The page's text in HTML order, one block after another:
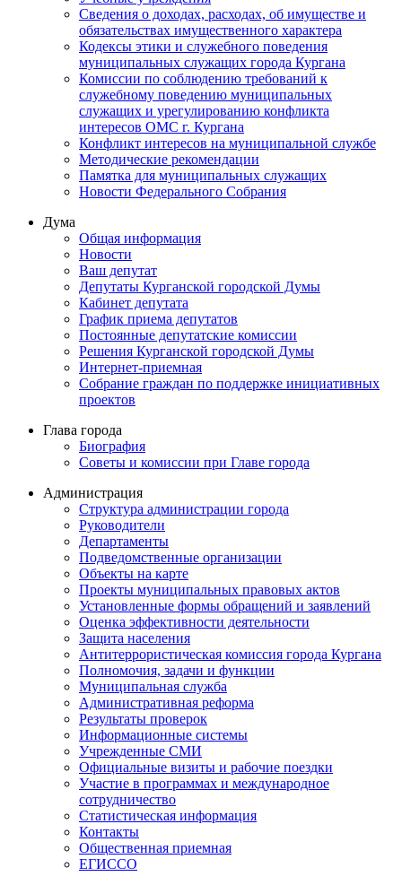
Сведения о доходах, расходах, об имуществе и
обязательствах имущественного характера
Кодексы этики и служебного поведения
муниципальных служащих города Кургана
Комиссии по соблюдению требований к
служебному поведению муниципальных
служащих и урегулированию конфликта
интересов ОМС г. Кургана
Конфликт интересов на муниципальной службе
Методические рекомендации
Памятка для муниципальных служащих
Новости Федерального Cобрания
Дума
Общая информация
Новости
Ваш депутат
Депутаты Курганской городской Думы
Кабинет депутата
График приема депутатов
Постоянные депутатские комиссии
Решения Курганской городской Думы
Интернет-приемная
Собрание граждан по поддержке инициативных
проектов
Глава города
Биография
Советы и комиссии при Главе города
Администрация
Структура администрации города
Руководители
Департаменты
Подведомственные организации
Объекты на карте
Проекты муниципальных правовых актов
Установленные формы обращений и заявлений
Оценка эффективности деятельности
Защита населения
Антитеррористическая комиссия города Кургана
Полномочия, задачи и функции
Муниципальная служба
Административная реформа
Результаты проверок
Информационные системы
Учрежденные СМИ
Официальные визиты и рабочие поездки
Участие в программах и международное
сотрудничество
Статистическая информация
Контакты
Общественная приемная
ЕГИССО